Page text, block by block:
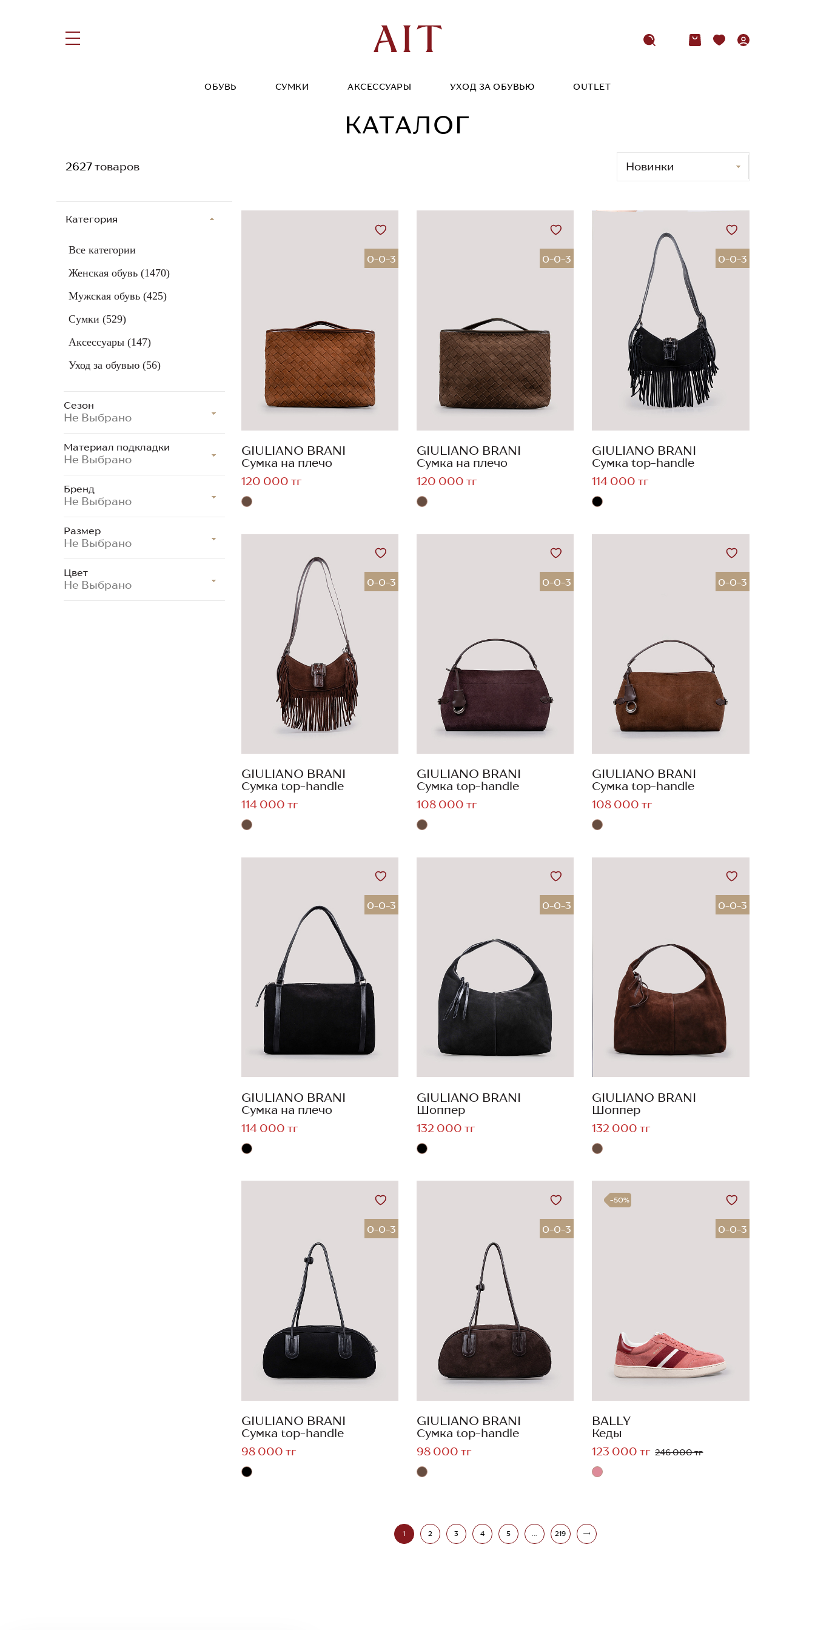
ОБУВЬ СУМКИ АКСЕССУАРЫ УХОД ЗА ОБУВЬЮ OUTLET
КАТАЛОГ
Категория
Все категории
Женская обувь (1470)
Мужская обувь (425)
Сумки (529)
Аксессуары (147)
Уход за обувью (56)
Сезон
Не Выбрано
Материал подкладки
Не Выбрано
Бренд
Не Выбрано
Размер
Не Выбрано
Цвет
Не Выбрано
0-0-3
GIULIANO BRANI
Сумка на плечо
120 000 тг
0-0-3
GIULIANO BRANI
Сумка на плечо
120 000 тг
0-0-3
GIULIANO BRANI
Сумка top-handle
114 000 тг
0-0-3
GIULIANO BRANI
Сумка top-handle
114 000 тг
0-0-3
GIULIANO BRANI
Сумка top-handle
108 000 тг
0-0-3
GIULIANO BRANI
Сумка top-handle
108 000 тг
0-0-3
GIULIANO BRANI
Сумка на плечо
114 000 тг
0-0-3
GIULIANO BRANI
Шоппер
132 000 тг
0-0-3
GIULIANO BRANI
Шоппер
132 000 тг
0-0-3
GIULIANO BRANI
Сумка top-handle
98 000 тг
0-0-3
GIULIANO BRANI
Сумка top-handle
98 000 тг
-50%
0-0-3
BALLY
Кеды
123 000 тг 246 000 тг
1 2 3 4 5 219
2627товаров